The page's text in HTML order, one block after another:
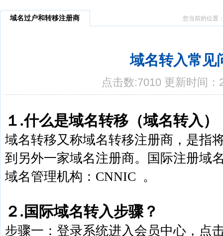
域名过户和转移注册商 您当前的位置
域名转入常见
点击数:7010 更新时间：
１.什么是域名转移（域名转入）
域名转移又称域名转移注册商，是指
到另外一家域名注册商。国际注册域
域名管理机构：CNNIC 。
２.国际域名转入步骤？
步骤一：登录系统进入会员中心，点